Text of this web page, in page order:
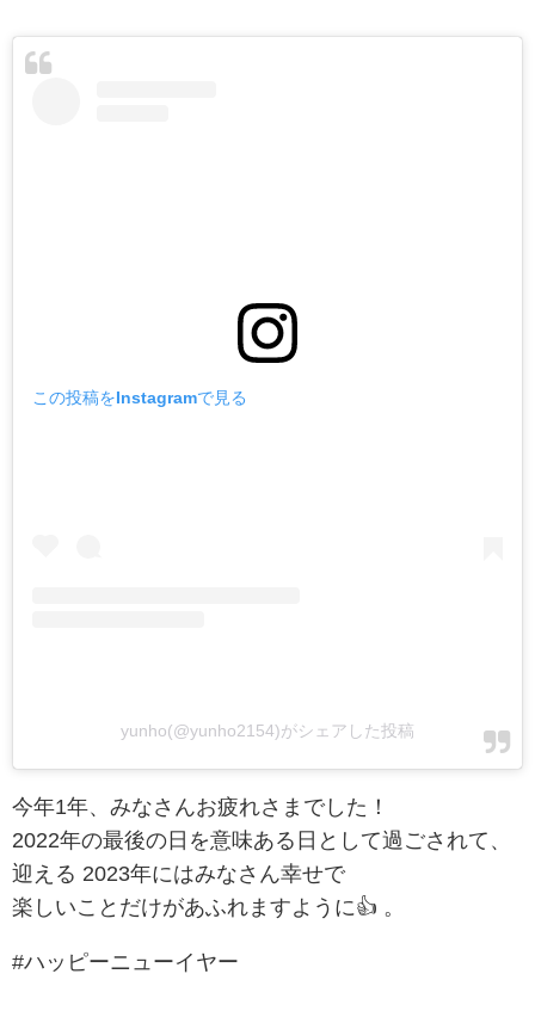
この投稿をInstagramで見る
yunho(@yunho2154)がシェアした投稿
今年1年、みなさんお疲れさまでした！
2022年の最後の日を意味ある日として過ごされて、
迎える 2023年にはみなさん幸せで
楽しいことだけがあふれますように👍 。
#ハッピーニューイヤー